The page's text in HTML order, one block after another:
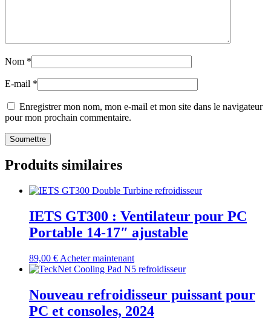
Nom *
E-mail *
Enregistrer mon nom, mon e-mail et mon site dans le navigateur
pour mon prochain commentaire.
Produits similaires
IETS GT300 : Ventilateur pour PC
Portable 14-17″ ajustable
89,00 € Acheter maintenant
Nouveau refroidisseur puissant pour
PC et consoles, 2024